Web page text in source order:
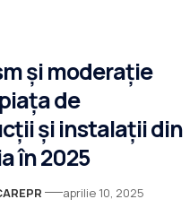
și moderație
de
și instalații din
în 2025
aprilie 10, 2025